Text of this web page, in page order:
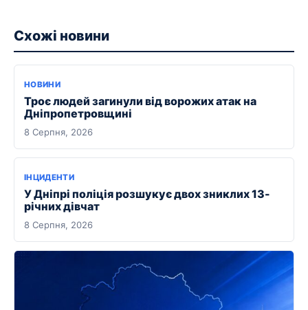
Схожі новини
НОВИНИ
Троє людей загинули від ворожих атак на
Дніпропетровщині
8 Серпня, 2026
ІНЦИДЕНТИ
У Дніпрі поліція розшукує двох зниклих 13-
річних дівчат
8 Серпня, 2026